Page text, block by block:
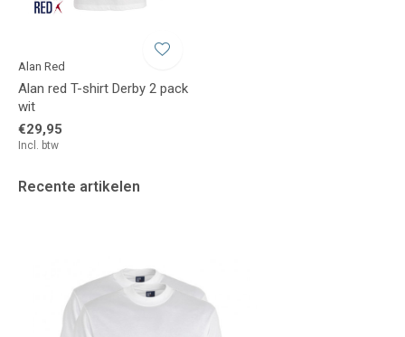
Alan Red
Alan red T-shirt Derby 2 pack
wit
€29,95
Incl. btw
Recente artikelen